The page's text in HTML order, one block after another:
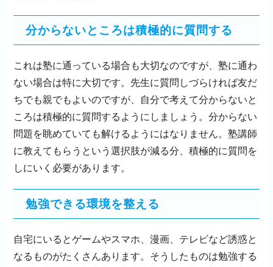
分からないところは積極的に質問する
これは塾に通っている場合も大切なのですが、塾に通わ
ない場合は特に大切です。先生に質問しづらければ友だ
ちでも親でもよいのですが、自分で考えて分からないと
ころは積極的に質問するようにしましょう。分からない
問題を眺めていても解けるようにはなりません。塾講師
に教えてもらうという選択肢が減る分、積極的に質問を
しにいく必要があります。
勉強できる環境を整える
自宅にいるとゲームやスマホ、漫画、テレビなど誘惑と
なるものがたくさんあります。そうしたものは勉強する